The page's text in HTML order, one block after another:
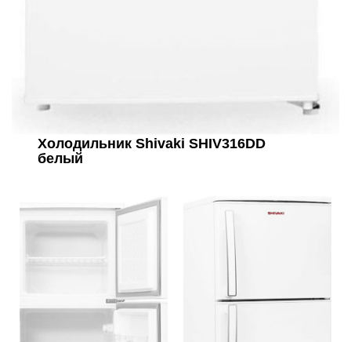
Холодильник Shivaki SHIV316DD
белый